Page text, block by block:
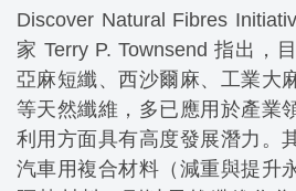
Discover Natural Fibres
家 Terry P. Townsend 指出，
亞麻短纖、西沙爾麻、工業大
等天然纖維，多已應用於產業
利用方面具有高度發展潛力。
汽車用複合材料（減重與提升